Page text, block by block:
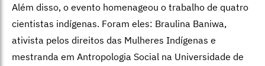
Além disso, o evento homenageou o trabalho de quatro
cientistas indígenas. Foram eles: Braulina Baniwa,
ativista pelos direitos das Mulheres Indígenas e
mestranda em Antropologia Social na Universidade de